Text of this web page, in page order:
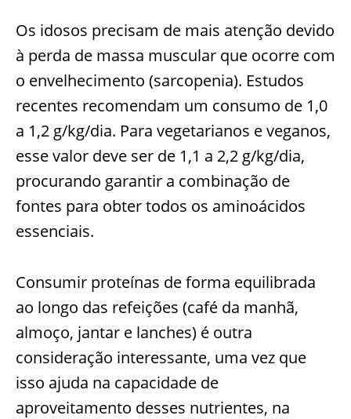
Os idosos precisam de mais atenção devido
à perda de massa muscular que ocorre com
o envelhecimento (sarcopenia). Estudos
recentes recomendam um consumo de 1,0
a 1,2 g/kg/dia. Para vegetarianos e veganos,
esse valor deve ser de 1,1 a 2,2 g/kg/dia,
procurando garantir a combinação de
fontes para obter todos os aminoácidos
essenciais.
Consumir proteínas de forma equilibrada
ao longo das refeições (café da manhã,
almoço, jantar e lanches) é outra
consideração interessante, uma vez que
isso ajuda na capacidade de
aproveitamento desses nutrientes, na